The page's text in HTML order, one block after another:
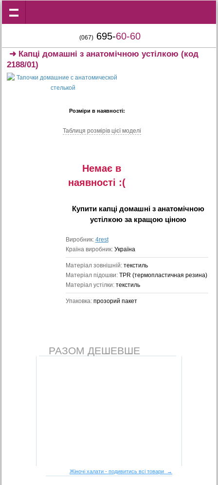
(067) 695-60-60
➜ Капці домашні з анатомічною устілкою (код
2188/01)
Розміри в наявності:
Таблиця розмiрiв цiєї моделi
Немає в
наявностi :(
Купити капці домашні з анатомічною
устілкоюза кращою ціною
Виробник: 4rest
Країна виробник: Україна
Матеріал зовнішній: текстиль
Матеріал підошви: TPR (термопластичная резина)
Матеріал устілки: текстиль
Упаковка: прозорий пакет
РАЗОМ ДЕШЕВШЕ
Жіночі халати - подивитись всі товари →